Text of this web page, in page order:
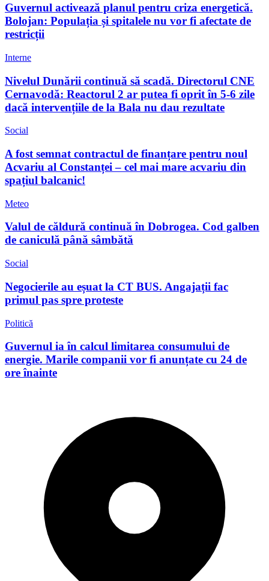
Guvernul activează planul pentru criza energetică.
Bolojan: Populația și spitalele nu vor fi afectate de
restricții
Interne
Nivelul Dunării continuă să scadă. Directorul CNE
Cernavodă: Reactorul 2 ar putea fi oprit în 5-6 zile
dacă intervențiile de la Bala nu dau rezultate
Social
A fost semnat contractul de finanțare pentru noul
Acvariu al Constanței – cel mai mare acvariu din
spațiul balcanic!
Meteo
Valul de căldură continuă în Dobrogea. Cod galben
de caniculă până sâmbătă
Social
Negocierile au eșuat la CT BUS. Angajații fac
primul pas spre proteste
Politică
Guvernul ia în calcul limitarea consumului de
energie. Marile companii vor fi anunțate cu 24 de
ore înainte